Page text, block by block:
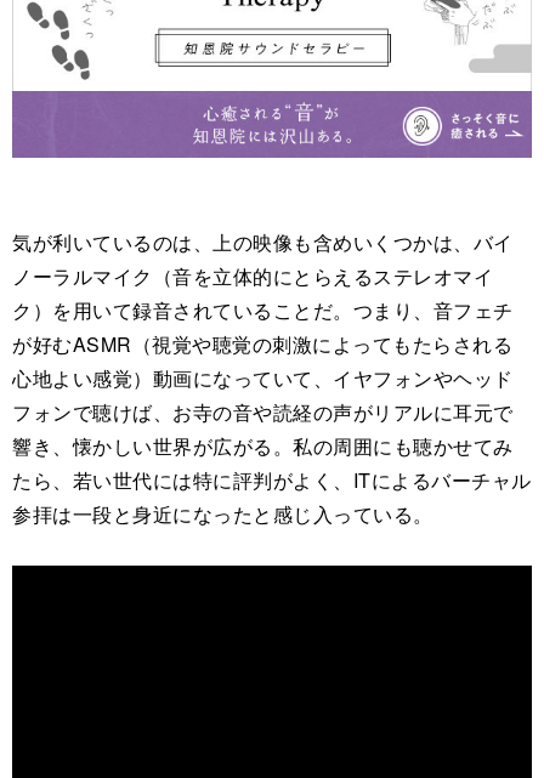
気が利いているのは、上の映像も含めいくつかは、バイ
ノーラルマイク（音を立体的にとらえるステレオマイ
ク）を用いて録音されていることだ。つまり、音フェチ
が好むASMR（視覚や聴覚の刺激によってもたらされる
心地よい感覚）動画になっていて、イヤフォンやヘッド
フォンで聴けば、お寺の音や読経の声がリアルに耳元で
響き、懐かしい世界が広がる。私の周囲にも聴かせてみ
たら、若い世代には特に評判がよく、ITによるバーチャル
参拝は一段と身近になったと感じ入っている。